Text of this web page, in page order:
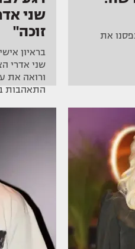
את
שני
זוכה"
שני אדרי
ורואה את
התאהבות